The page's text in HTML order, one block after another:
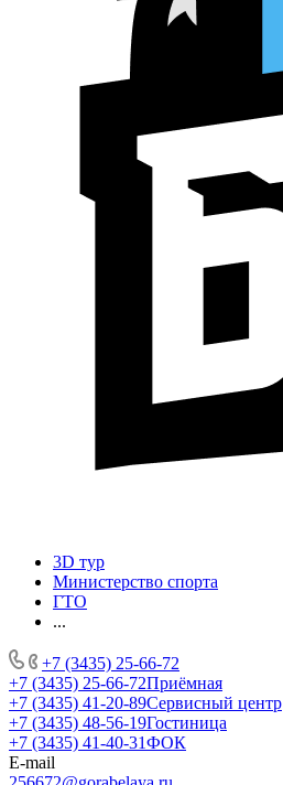
3D тур
Министерство спорта
ГТО
...
+7 (3435) 25-66-72
+7 (3435) 25-66-72Приёмная
+7 (3435) 41-20-89Сервисный центр
+7 (3435) 48-56-19Гостиница
+7 (3435) 41-40-31ФОК
E-mail